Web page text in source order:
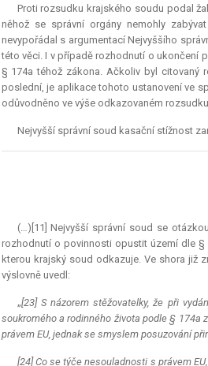
Proti rozsudku krajského soudu podal
něhož se správní orgány nemohly
nevypořádal s argumentací Nejvyššího
této věci. I v případě rozhodnutí o ukončení
§ 174a téhož zákona. Ačkoliv byl citovaný
poslední, je aplikace tohoto ustanovení ve
odůvodněno ve výše odkazovaném
Nejvyšší správní soud kasační stížnost
(…)[11] Nejvyšší správní soud se
rozhodnutí o povinnosti opustit území dle
kterou krajský soud odkazuje. Ve shora již
výslovně uvedl:
„[23] S názorem stěžovatelky, že při
soukromého a rodinného života podle § 174a
právem EU, jednak se smyslem posuzování
[24] Co se týče nesouladnosti s právem